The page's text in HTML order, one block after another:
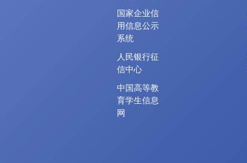
国家企业信
用信息公示
系统
人民银行征
信中心
中国高等教
育学生信息
网